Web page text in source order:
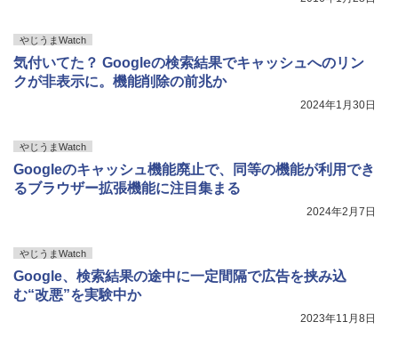
やじうまWatch
気付いてた？ Googleの検索結果でキャッシュへのリン
クが非表示に。機能削除の前兆か
2024年1月30日
やじうまWatch
Googleのキャッシュ機能廃止で、同等の機能が利用でき
るブラウザー拡張機能に注目集まる
2024年2月7日
やじうまWatch
Google、検索結果の途中に一定間隔で広告を挟み込
む“改悪”を実験中か
2023年11月8日